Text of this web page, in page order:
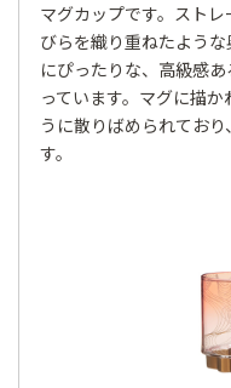
マグカップです。スト
びらを織り重ねたよう
にぴったりな、高級感
っています。マグに描
うに散りばめられてお
す。